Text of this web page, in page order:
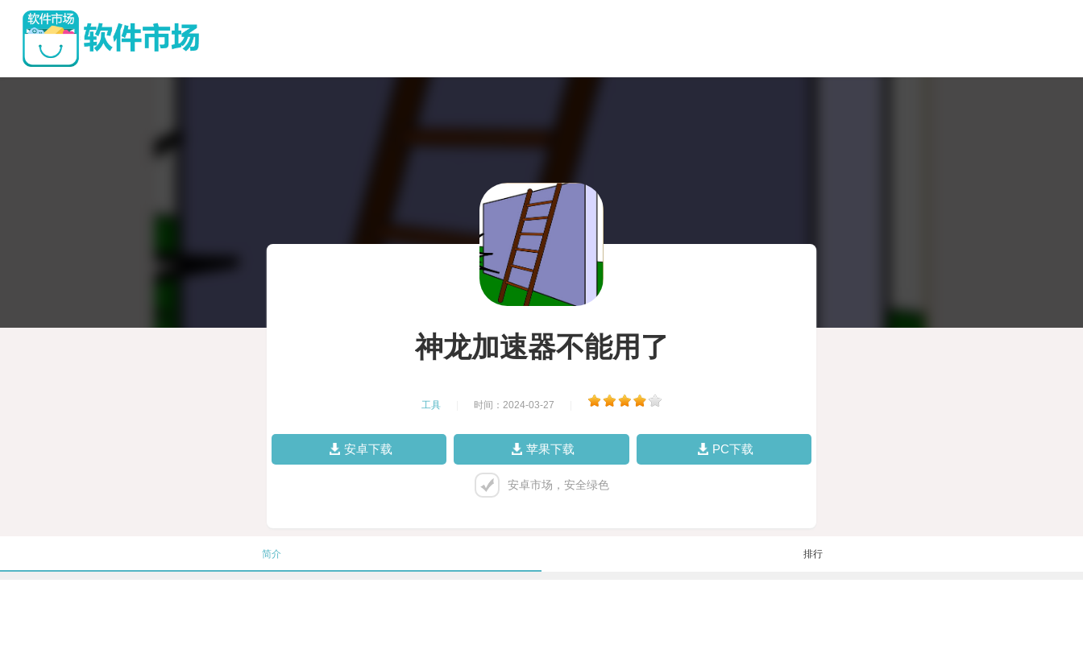
神龙加速器不能用了
工具 时间：2024-03-27
安卓下载 苹果下载 PC下载
安卓市场，安全绿色
简介 排行